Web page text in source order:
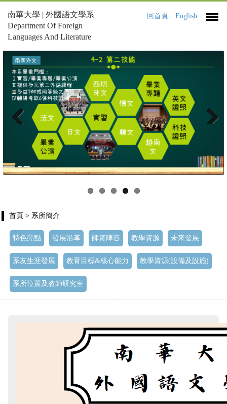
南華大學 | 外國語文學系
Department Of Foreign
Languages And Literature
回首頁 English
首頁 > 系所簡介
特色亮點 發展沿革 師資陣容 教學資源 未來發展
系友生涯發展 教育目標&核心能力 教學資源(設備及設施)
系所位置及教師研究室